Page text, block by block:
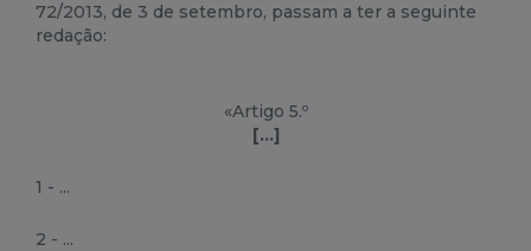
72/2013, de 3 de setembro, passam a ter a seguinte
redação:
«Artigo 5.º
[...]
1 - ...
2 - ...